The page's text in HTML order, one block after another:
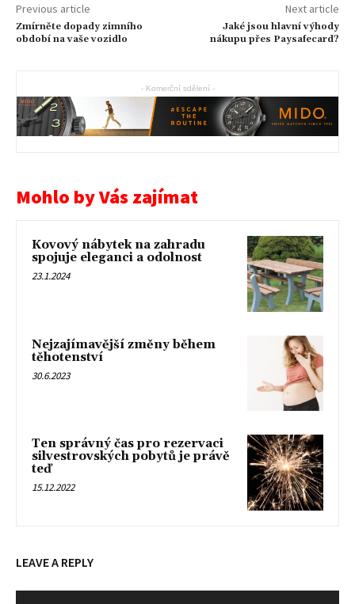
Previous article
Zmírněte dopady zimního
období na vaše vozidlo
Next article
Jaké jsou hlavní výhody
nákupu přes Paysafecard?
- Komerční sdělení -
Mohlo by Vás zajímat
Kovový nábytek na zahradu
spojuje eleganci a odolnost
23.1.2024
Nejzajímavější změny během
těhotenství
30.6.2023
Ten správný čas pro rezervaci
silvestrovských pobytů je právě
teď
15.12.2022
LEAVE A REPLY